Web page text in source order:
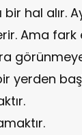
hal alır.
Ama fark
yerden